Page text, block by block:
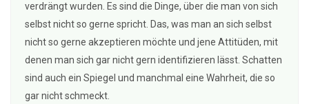
verdrängt wurden. Es sind die Dinge, über die man von sich
selbst nicht so gerne spricht. Das, was man an sich selbst
nicht so gerne akzeptieren möchte und jene Attitüden, mit
denen man sich gar nicht gern identifizieren lässt. Schatten
sind auch ein Spiegel und manchmal eine Wahrheit, die so
gar nicht schmeckt.